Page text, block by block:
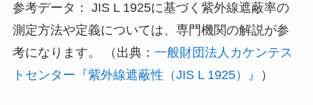
参考データ： JIS L 1925に基づく紫外線遮蔽率の
測定方法や定義については、専門機関の解説が参
考になります。 （出典： 一般財団法人カケンテス
トセンター『紫外線遮蔽性（JIS L 1925）』
）